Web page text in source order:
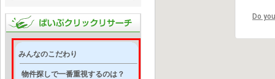
みんなのこだわり
物件探しで一番重視するのは？
Do